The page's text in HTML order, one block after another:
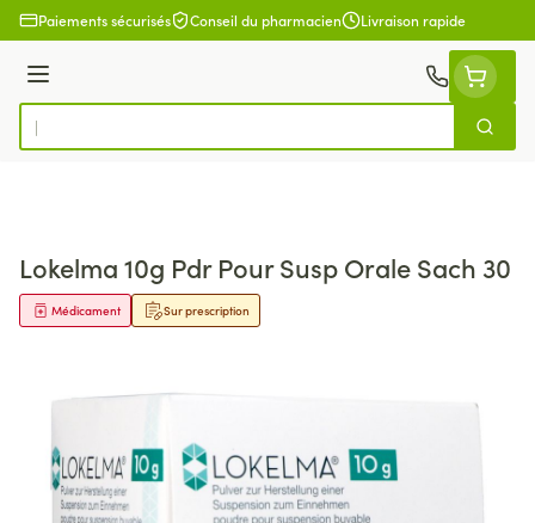
Aller au contenu
Paiements sécurisés Conseil du pharmacien Livraison rapide
Menu
Rechercher
Lokelma 10g Pdr Pour Susp Orale Sach 30
Sur prescription
Médicament